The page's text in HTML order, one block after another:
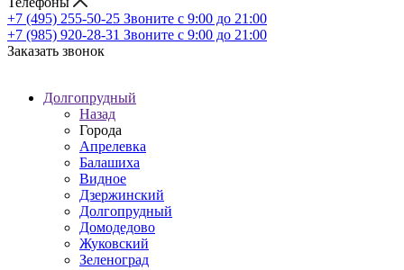
+7 (495) 255-50-25 Звоните с 9:00 до 21:00
+7 (985) 920-28-31 Звоните с 9:00 до 21:00
Заказать звонок
Долгопрудный
Назад
Города
Апрелевка
Балашиха
Видное
Дзержинский
Долгопрудный
Домодедово
Жуковский
Зеленоград